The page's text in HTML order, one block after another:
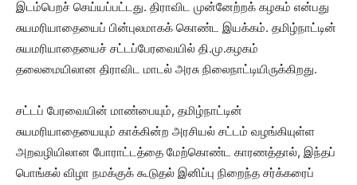
இடம்பெறச் செய்யப்பட்டது. திராவிட முன்னேற்றக் கழகம் என்பது
சுயமரியாதையைப் பின்புலமாகக் கொண்ட இயக்கம். தமிழ்நாட்டின்
சுயமரியாதையைச் சட்டப்பேரவையில் தி.மு.கழகம்
தலைமையிலான திராவிட மாடல் அரசு நிலைநாட்டியிருக்கிறது.
சட்டப் பேரவையின் மாண்பையும், தமிழ்நாட்டின்
சுயமரியாதையையும் காக்கின்ற அரசியல் சட்டம் வழங்கியுள்ள
அறவழியிலான போராட்டத்தை மேற்கொண்ட காரணத்தால், இந்தப்
பொங்கல் விழா நமக்குக் கூடுதல் இனிப்பு நிறைந்த சர்க்கரைப்